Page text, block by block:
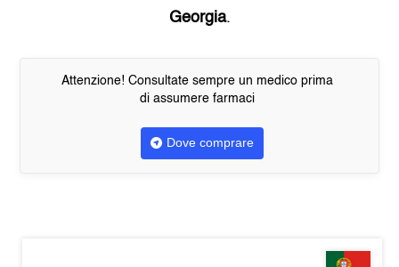
Georgia.
Attenzione! Consultate sempre un medico prima
di assumere farmaci
Dove comprare